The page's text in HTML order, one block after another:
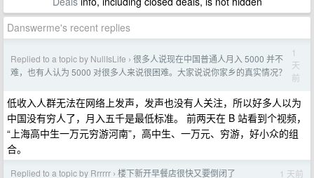
Danswerme's recent replies
Replied to a topic by NullIsLife › 很多人说现在中国普通人月入 5000 并不
难，也有人认为 5000 对很多人来说很困难。大家说说你家乡的真实情况？
1
天
前
低收入人群无法在网络上发声，发声也没有人关注，所以好多人以为
中国没有穷人了，月入五千是最低标准。 前两天在 B 站看到个视频，
“上海高中生一万元穷游河南”，高中生、一万元、穷游，好小众的组
合。
Replied to a topic by Rrrrrr › 楼下新开早餐店很快又要倒闭了 1 天前